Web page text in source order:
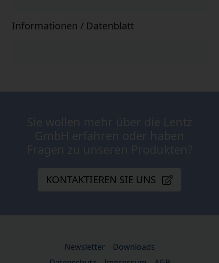
Informationen / Datenblatt
KONTAKTIEREN SIE UNS
Newsletter
Downloads